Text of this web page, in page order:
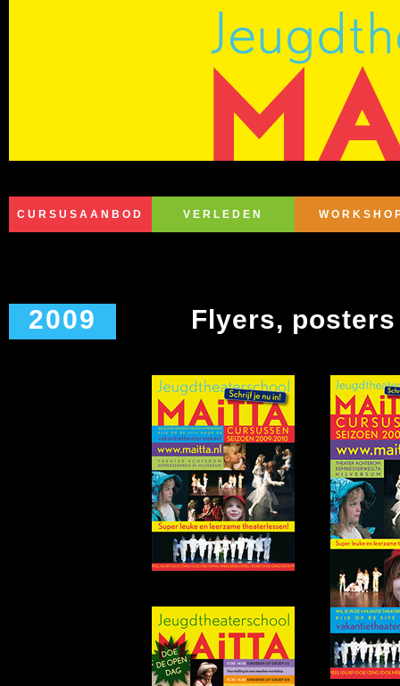
CURSUSAANBOD VERLEDEN
2009 Flyers,